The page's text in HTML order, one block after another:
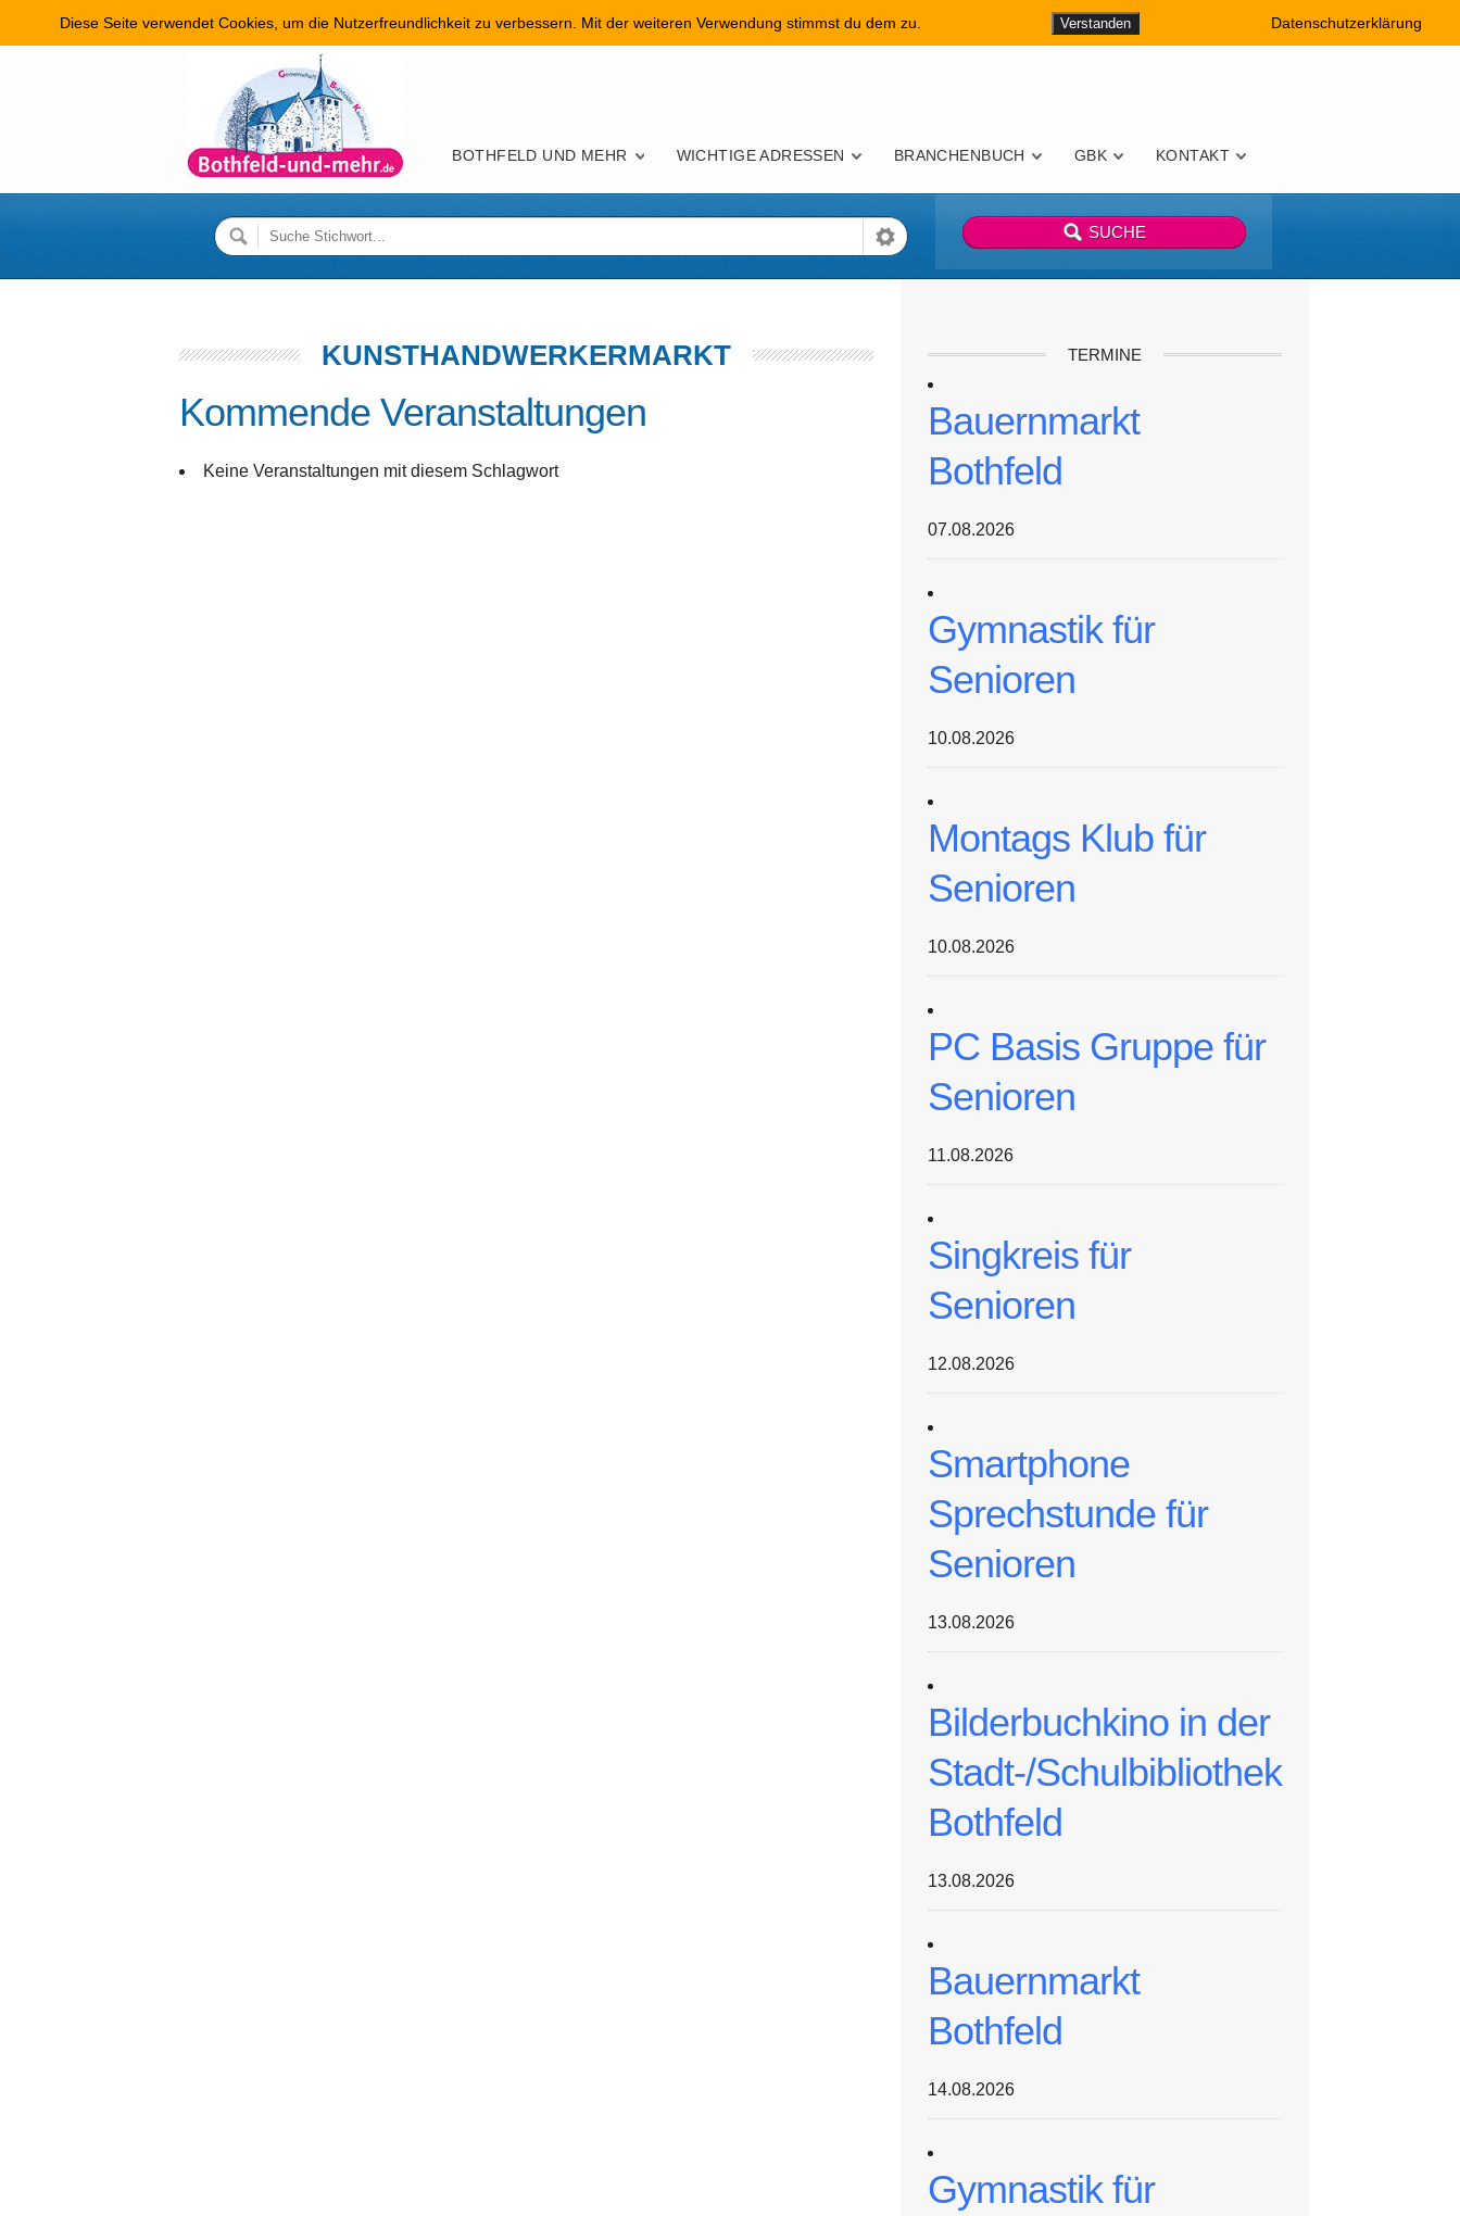
Hauptmenü
BOTHFELD UND MEHR WICHTIGE ADRESSEN BRANCHENBUCH GBK KONTAKT
KUNSTHANDWERKERMARKT
Kommende Veranstaltungen
Keine Veranstaltungen mit diesem Schlagwort
TERMINE
Bauernmarkt
Bothfeld
07.08.2026
Gymnastik für
Senioren
10.08.2026
Montags Klub für
Senioren
10.08.2026
PC Basis Gruppe für
Senioren
11.08.2026
Singkreis für
Senioren
12.08.2026
Smartphone
Sprechstunde für
Senioren
13.08.2026
Bilderbuchkino in der
Stadt-/Schulbibliothek
Bothfeld
13.08.2026
Bauernmarkt
Bothfeld
14.08.2026
Gymnastik für
Diese Seite verwendet Cookies, um die Nutzerfreundlichkeit zu verbessern. Mit der weiteren Verwendung stimmst du dem zu. Verstanden Datenschutzerklärung